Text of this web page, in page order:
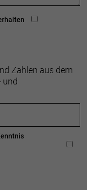
Zahlen aus dem
und